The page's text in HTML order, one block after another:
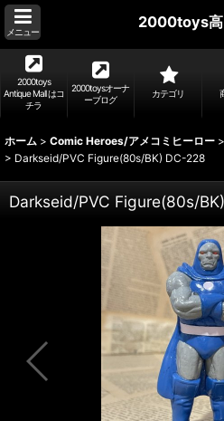
メニュー
2000toys高
2000toys
Antique Mall はコ
チラ
2000toysオーナ
ーブログ
カテゴリ
ホーム > Comic Heroes/アメコミヒーロー >
> Darkseid/PVC Figure(80s/BK) DC-228
Darkseid/PVC Figure(80s/